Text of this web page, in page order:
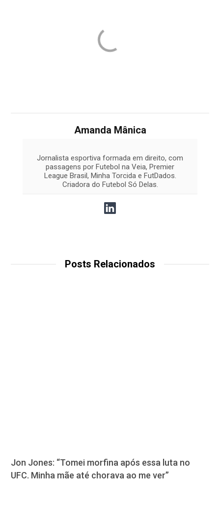
Amanda Mânica
Jornalista esportiva formada em direito, com
passagens por Futebol na Veia, Premier
League Brasil, Minha Torcida e FutDados.
Criadora do Futebol Só Delas.
Posts Relacionados
Jon Jones: “Tomei morfina após essa luta no
UFC. Minha mãe até chorava ao me ver”